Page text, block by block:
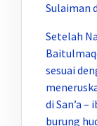
Sulaiman
Setelah
sesuai
di San’a
burung